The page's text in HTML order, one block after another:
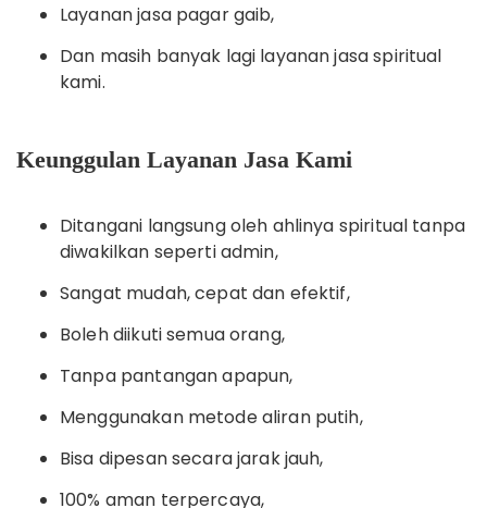
Layanan jasa pagar gaib,
Dan masih banyak lagi layanan jasa spiritual
kami.
Keunggulan Layanan Jasa Kami
Ditangani langsung oleh ahlinya spiritual tanpa
diwakilkan seperti admin,
Sangat mudah, cepat dan efektif,
Boleh diikuti semua orang,
Tanpa pantangan apapun,
Menggunakan metode aliran putih,
Bisa dipesan secara jarak jauh,
100% aman terpercaya,